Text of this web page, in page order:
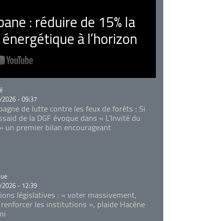
: réduire de 15% la
à l’horizon
- 09:37
de lutte contre les feux de forêts : Si
de la DGF évoque dans « L'Invité du
un premier bilan encourageant
- 12:39
législatives : « voter massivement,
les institutions », plaide Hacène